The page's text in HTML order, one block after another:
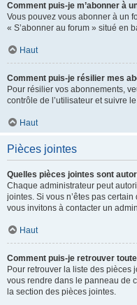
Comment puis-je m’abonner à
Vous pouvez vous abonner à un
« S’abonner au forum » situé en
Haut
Comment puis-je résilier mes
Pour résilier vos abonnements,
contrôle de l’utilisateur et suivre
Haut
Pièces jointes
Quelles pièces jointes sont
Chaque administrateur peut
jointes. Si vous n’êtes pas
vous invitons à contacter un
Haut
Comment puis-je retrouver
Pour retrouver la liste des pièces
vous rendre dans le panneau de
la section des pièces jointes.